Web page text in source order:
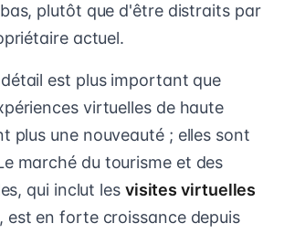
plutôt que d'être distraits par
actuel.
est plus important que
virtuelles de haute
plus une nouveauté ; elles sont
marché du tourisme et des
qui inclut les visites virtuelles
, est en forte croissance depuis